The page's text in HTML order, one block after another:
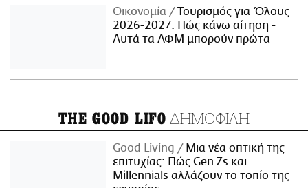
Οικονομία
Τουρισμός για Όλους
2026-2027: Πώς κάνω αίτηση -
Αυτά τα ΑΦΜ μπορούν πρώτα
THE GOOD LIFO ΔΗΜΟΦΙΛΗ
Good Living
Μια νέα οπτική της
επιτυχίας: Πώς Gen Zs και
Millennials αλλάζουν το τοπίο της